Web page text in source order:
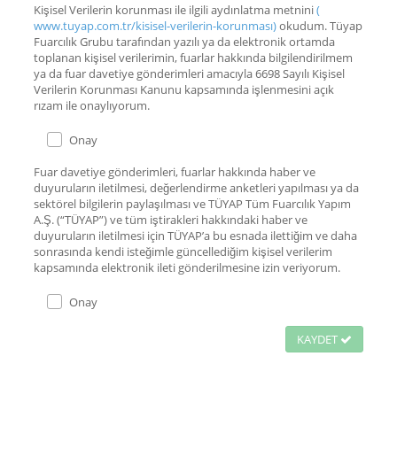
Kişisel Verilerin korunması ile ilgili aydınlatma metnini(
www.tuyap.com.tr/kisisel-verilerin-korunması)okudum. Tüyap
Fuarcılık Grubu tarafından yazılı ya da elektronik ortamda
toplanan kişisel verilerimin, fuarlar hakkında bilgilendirilmem
ya da fuar davetiye gönderimleri amacıyla 6698 Sayılı Kişisel
Verilerin Korunması Kanunu kapsamında işlenmesini açık
rızam ile onaylıyorum.
Onay
Fuar davetiye gönderimleri, fuarlar hakkında haber ve
duyuruların iletilmesi, değerlendirme anketleri yapılması ya da
sektörel bilgilerin paylaşılması ve TÜYAP Tüm Fuarcılık Yapım
A.Ş. (“TÜYAP”) ve tüm iştirakleri hakkındaki haber ve
duyuruların iletilmesi için TÜYAP’a bu esnada ilettiğim ve daha
sonrasında kendi isteğimle güncellediğim kişisel verilerim
kapsamında elektronik ileti gönderilmesine izin veriyorum.
Onay
KAYDET